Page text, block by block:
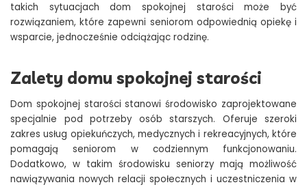
takich sytuacjach dom spokojnej starości może być
rozwiązaniem, które zapewni seniorom odpowiednią opiekę i
wsparcie, jednocześnie odciążając rodzinę.
Zalety domu spokojnej starości
Dom spokojnej starości stanowi środowisko zaprojektowane
specjalnie pod potrzeby osób starszych. Oferuje szeroki
zakres usług opiekuńczych, medycznych i rekreacyjnych, które
pomagają seniorom w codziennym funkcjonowaniu.
Dodatkowo, w takim środowisku seniorzy mają możliwość
nawiązywania nowych relacji społecznych i uczestniczenia w